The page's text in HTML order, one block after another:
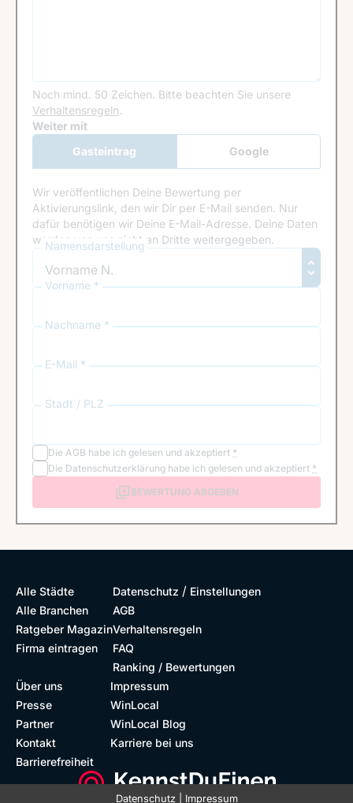
Noch mind. 50 Zeichen. Bitte beachten Sie unsere
Verhaltensregeln.
Google Recaptcha
Weiter mit
Gasteintrag
Google
Anmeldung
Wir veröffentlichen Deine Bewertung per
Aktivierungslink, den wir Dir per E-Mail senden. Nur
dafür benötigen wir Deine E-Mail-Adresse. Deine Daten
werden von uns nicht an Dritte weitergegeben.
Namensdarstellung
Vorname *
Nachname *
E-Mail *
Stadt / PLZ
Die AGB habe ich gelesen und akzeptiert *
Die Datenschutzerklärung habe ich gelesen und akzeptiert *
BEWERTUNG ABGEBEN
Alle Städte
Alle Branchen
Ratgeber Magazin
Firma eintragen
Datenschutz / Einstellungen
AGB
Verhaltensregeln
FAQ
Ranking / Bewertungen
Über uns
Presse
Partner
Kontakt
Barrierefreiheit
Impressum
WinLocal
WinLocal Blog
Karriere bei uns
Datenschutz| Impressum